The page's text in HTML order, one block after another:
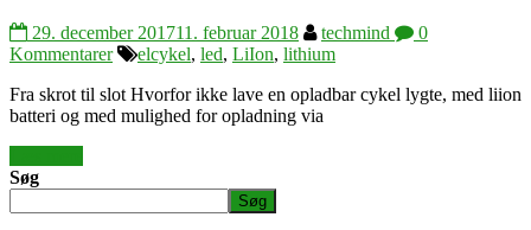
29. december 201711. februar 2018 techmind
0
Kommentarer
elcykel, led, LiIon, lithium
Fra skrot til slot Hvorfor ikke lave en opladbar cykel lygte, med liion
batteri og med mulighed for opladning via
Søg
Søg